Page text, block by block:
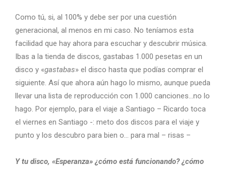
Como tú, si, al 100% y debe ser por una cuestión
generacional, al menos en mi caso. No teníamos esta
facilidad que hay ahora para escuchar y descubrir música.
Ibas a la tienda de discos, gastabas 1.000 pesetas en un
disco y «gastabas» el disco hasta que podías comprar el
siguiente. Así que ahora aún hago lo mismo, aunque pueda
llevar una lista de reproducción con 1.000 canciones…no lo
hago. Por ejemplo, para el viaje a Santiago – Ricardo toca
el viernes en Santiago -: meto dos discos para el viaje y
punto y los descubro para bien o… para mal – risas –
Y tu disco, «Esperanza» ¿cómo está funcionando? ¿cómo